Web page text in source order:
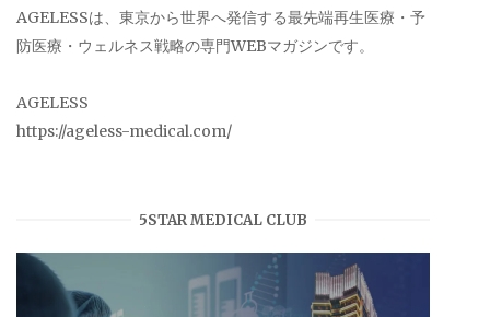
AGELESSは、東京から世界へ発信する最先端再生医療・予
防医療・ウェルネス戦略の専門WEBマガジンです。
AGELESS
https://ageless-medical.com/
5STAR MEDICAL CLUB